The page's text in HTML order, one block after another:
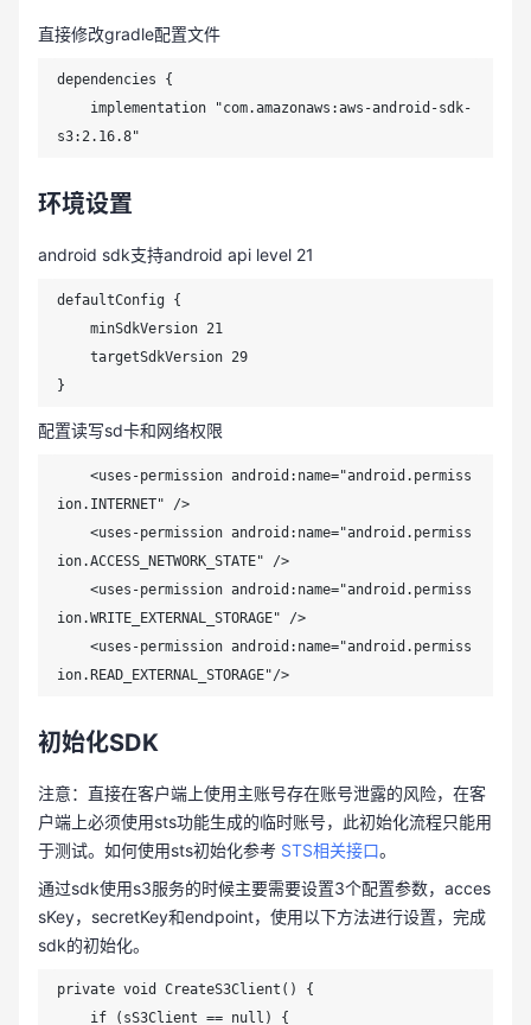
直接修改gradle配置文件
dependencies {
s3:2.16.8"
环境设置
android sdk支持android api level 21
defaultConfig {
}
配置读写sd卡和网络权限
ion.INTERNET" />
ion.ACCESS_NETWORK_STATE" />
ion.WRITE_EXTERNAL_STORAGE" />
ion.READ_EXTERNAL_STORAGE"/>
初始化SDK
注意：直接在客户端上使用主账号存在账号泄露的风险，在客
户端上必须使用sts功能生成的临时账号，此初始化流程只能用
于测试。如何使用sts初始化参考 STS相关接口。
通过sdk使用s3服务的时候主要需要设置3个配置参数，acces
sKey，secretKey和endpoint，使用以下方法进行设置，完成
sdk的初始化。
private void CreateS3Client() {